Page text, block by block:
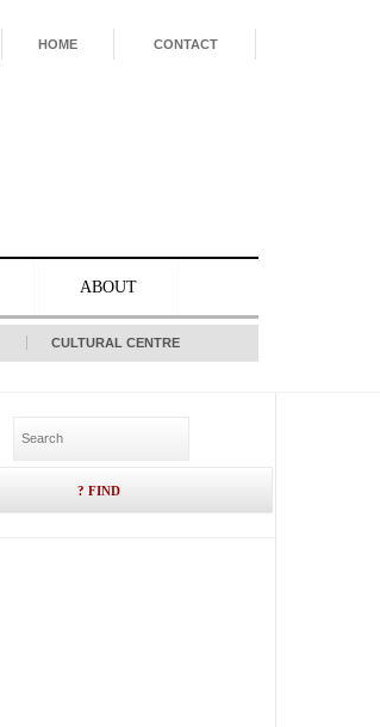
HOME CONTACT
ABOUT
CULTURAL CENTRE